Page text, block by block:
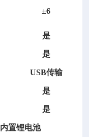
±6
是
是
USB传输
是
是
内置锂电池